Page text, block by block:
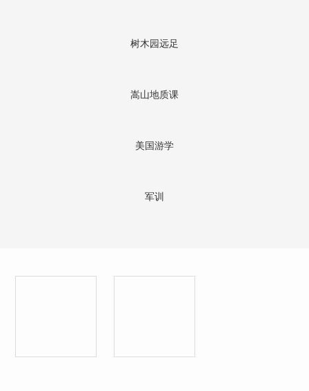
树木园远足
嵩山地质课
美国游学
军训